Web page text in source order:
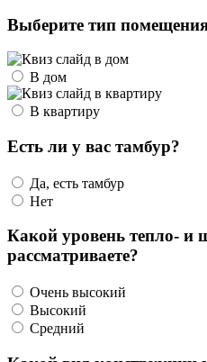
Выберите тип
В дом
В квартиру
Есть ли у вас тамбур?
Да, есть тамбур
Нет
Какой уровень тепло-
рассматриваете?
Очень высокий
Высокий
Средний